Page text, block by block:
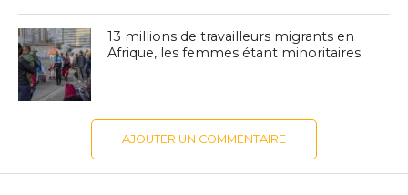
13 millions de travailleurs migrants en
Afrique, les femmes étant minoritaires
AJOUTER UN COMMENTAIRE